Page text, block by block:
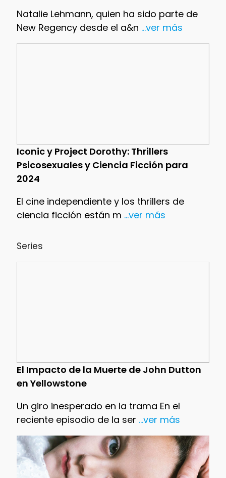
Natalie Lehmann, quien ha sido parte de
New Regency desde el a&n ...ver más
Iconic y Project Dorothy: Thrillers
Psicosexuales y Ciencia Ficción para
2024
El cine independiente y los thrillers de
ciencia ficción están m ...ver más
Series
El Impacto de la Muerte de John Dutton
en Yellowstone
Un giro inesperado en la trama En el
reciente episodio de la ser ...ver más